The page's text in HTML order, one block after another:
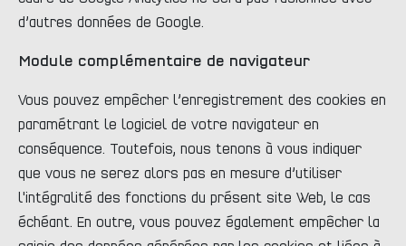
d’autres données de Google.
Module complémentaire de navigateur
Vous pouvez empêcher l’enregistrement des cookies en
paramétrant le logiciel de votre navigateur en
conséquence. Toutefois, nous tenons à vous indiquer
que vous ne serez alors pas en mesure d’utiliser
l'intégralité des fonctions du présent site Web, le cas
échéant. En outre, vous pouvez également empêcher la